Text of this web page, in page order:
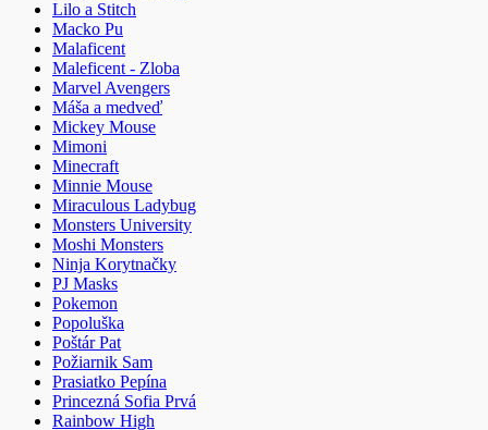
Lilo a Stitch
Macko Pu
Malaficent
Maleficent - Zloba
Marvel Avengers
Máša a medveď
Mickey Mouse
Mimoni
Minecraft
Minnie Mouse
Miraculous Ladybug
Monsters University
Moshi Monsters
Ninja Korytnačky
PJ Masks
Pokemon
Popoluška
Poštár Pat
Požiarnik Sam
Prasiatko Pepína
Princezná Sofia Prvá
Rainbow High